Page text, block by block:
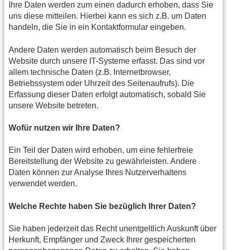
Ihre Daten werden zum einen dadurch erhoben, dass Sie
uns diese mitteilen. Hierbei kann es sich z.B. um Daten
handeln, die Sie in ein Kontaktformular eingeben.
Andere Daten werden automatisch beim Besuch der
Website durch unsere IT-Systeme erfasst. Das sind vor
allem technische Daten (z.B. Internetbrowser,
Betriebssystem oder Uhrzeit des Seitenaufrufs). Die
Erfassung dieser Daten erfolgt automatisch, sobald Sie
unsere Website betreten.
Wofür nutzen wir Ihre Daten?
Ein Teil der Daten wird erhoben, um eine fehlerfreie
Bereitstellung der Website zu gewährleisten. Andere
Daten können zur Analyse Ihres Nutzerverhaltens
verwendet werden.
Welche Rechte haben Sie bezüglich Ihrer Daten?
Sie haben jederzeit das Recht unentgeltlich Auskunft über
Herkunft, Empfänger und Zweck Ihrer gespeicherten